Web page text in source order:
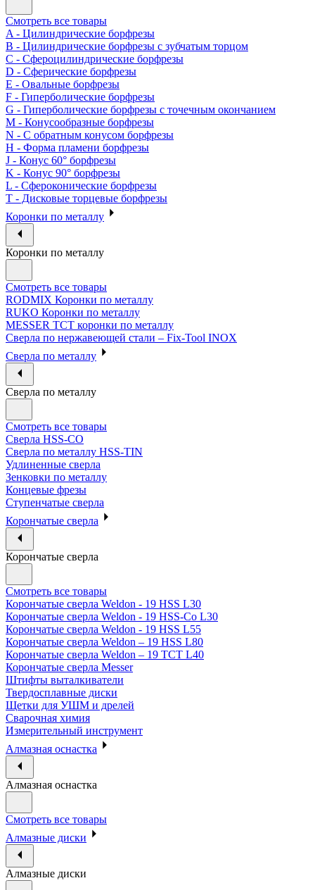
Смотреть все товары
A - Цилиндрические борфрезы
B - Цилиндрические борфрезы с зубчатым торцом
C - Сфероцилиндрические борфрезы
D - Сферические борфрезы
E - Овальные борфрезы
F - Гиперболические борфрезы
G - Гиперболические борфрезы с точечным окончанием
M - Конусообразные борфрезы
N - С обратным конусом борфрезы
H - Форма пламени борфрезы
J - Конус 60° борфрезы
K - Конус 90° борфрезы
L - Сфероконические борфрезы
T - Дисковые торцевые борфрезы
Коронки по металлу
Коронки по металлу
Смотреть все товары
RODMIX Коронки по металлу
RUKO Коронки по металлу
MESSER ТСТ коронки по металлу
Сверла по нержавеющей стали – Fix-Tool INOX
Сверла по металлу
Сверла по металлу
Смотреть все товары
Сверла HSS-CO
Сверла по металлу HSS-TIN
Удлиненные сверла
Зенковки по металлу
Концевые фрезы
Ступенчатые сверла
Корончатые сверла
Корончатые сверла
Смотреть все товары
Корончатые сверла Weldon - 19 HSS L30
Корончатые сверла Weldon - 19 HSS-Co L30
Корончатые сверла Weldon - 19 HSS L55
Корончатые сверла Weldon – 19 HSS L80
Корончатые сверла Weldon – 19 TCT L40
Корончатые сверла Messer
Штифты выталкиватели
Твердосплавные диски
Щетки для УШМ и дрелей
Сварочная химия
Измерительный инструмент
Алмазная оснастка
Алмазная оснастка
Смотреть все товары
Алмазные диски
Алмазные диски